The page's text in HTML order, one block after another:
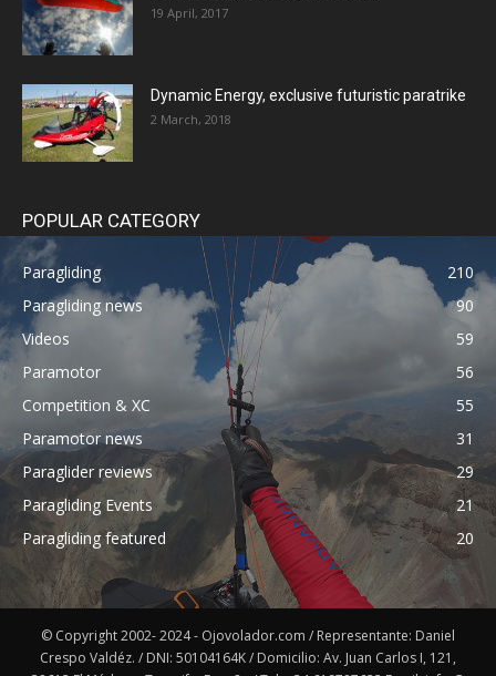
19 April, 2017
Dynamic Energy, exclusive futuristic paratrike
2 March, 2018
POPULAR CATEGORY
Paragliding
210
Paragliding news
90
Videos
59
Paramotor
56
Competition & XC
55
Paramotor news
31
Paraglider reviews
29
Paragliding Events
21
Paragliding featured
20
© Copyright 2002- 2024 - Ojovolador.com / Representante: Daniel
Crespo Valdéz. / DNI: 50104164K / Domicilio: Av. Juan Carlos I, 121,